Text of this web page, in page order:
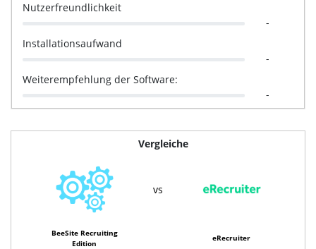
Nutzerfreundlichkeit
-
Installationsaufwand
-
Weiterempfehlung der Software:
-
Vergleiche
vs
BeeSite Recruiting
Edition
eRecruiter